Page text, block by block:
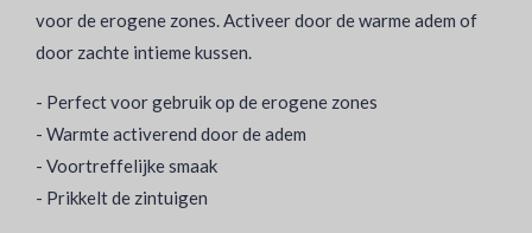
voor de erogene zones. Activeer door de warme adem of
door zachte intieme kussen.
- Perfect voor gebruik op de erogene zones
- Warmte activerend door de adem
- Voortreffelijke smaak
- Prikkelt de zintuigen